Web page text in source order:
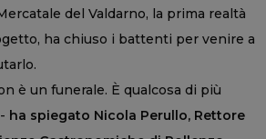
del Valdarno, la prima realtà
ha chiuso i battenti per venire a
è un funerale. È qualcosa di più
ha spiegato Nicola Perullo, Rettore